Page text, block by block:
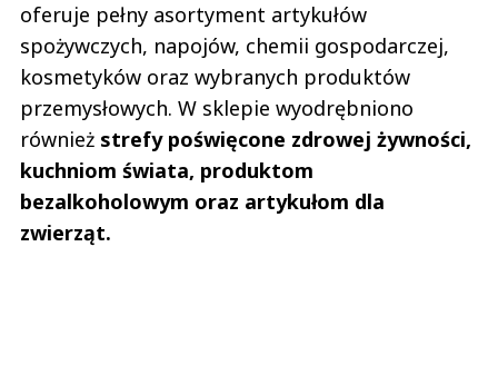
oferuje pełny asortyment artykułów
spożywczych, napojów, chemii gospodarczej,
kosmetyków oraz wybranych produktów
przemysłowych. W sklepie wyodrębniono
również strefy poświęcone zdrowej żywności,
kuchniom świata, produktom
bezalkoholowym oraz artykułom dla
zwierząt.